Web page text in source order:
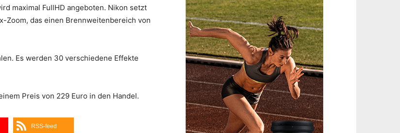
maximal FullHD angeboten. Nikon setzt
Zoom, das einen Brennweitenbereich von
Es werden 30 verschiedene Effekte
Preis von 229 Euro in den Handel.
RSS-feed